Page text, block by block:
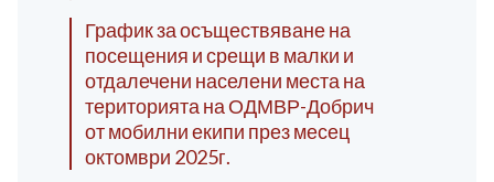
График за осъществяване на
посещения и срещи в малки и
отдалечени населени места на
територията на ОДМВР-Добрич
от мобилни екипи през месец
октомври 2025г.